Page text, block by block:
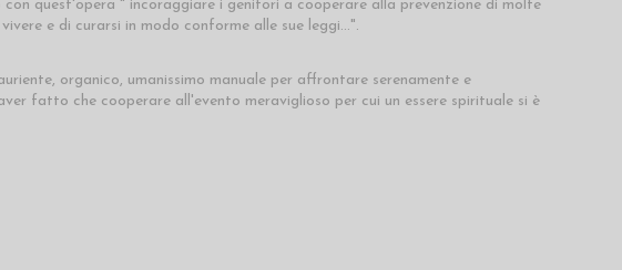
quest'opera " incoraggiare i genitori a cooperare alla prevenzione di molte
e di curarsi in modo conforme alle sue leggi…".
organico, umanissimo manuale per affrontare serenamente e
fatto che cooperare all'evento meraviglioso per cui un essere spirituale si è